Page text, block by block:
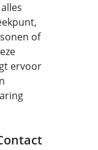
of
ervoor